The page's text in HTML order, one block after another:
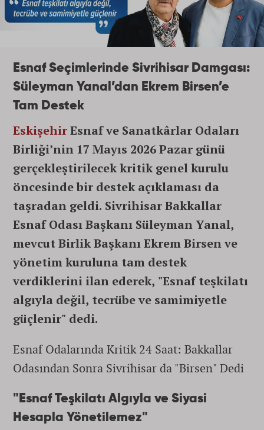
Esnaf Seçimlerinde Sivrihisar Damgası:
Süleyman Yanal’dan Ekrem Birsen’e
Tam Destek
EskişehirEsnaf ve Sanatkârlar Odaları
Birliği’nin 17 Mayıs 2026 Pazar günü
gerçekleştirilecek kritik genel kurulu
öncesinde bir destek açıklaması da
taşradan geldi. Sivrihisar Bakkallar
Esnaf Odası Başkanı Süleyman Yanal,
mevcut Birlik Başkanı Ekrem Birsen ve
yönetim kuruluna tam destek
verdiklerini ilan ederek, "Esnaf teşkilatı
algıyla değil, tecrübe ve samimiyetle
güçlenir" dedi.
Esnaf Odalarında Kritik 24 Saat: Bakkallar
Odasından Sonra Sivrihisar da "Birsen" Dedi
"Esnaf Teşkilatı Algıyla ve Siyasi
Hesapla Yönetilemez"